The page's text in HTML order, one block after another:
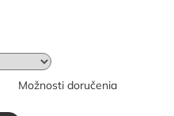
Možnosti doručenia